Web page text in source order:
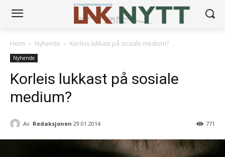
Heim Nyhende Korleis lukkast på sosiale medium?
Nyhende
Korleis lukkast på sosiale
medium?
Av Redaksjonen 29.01.2014 771